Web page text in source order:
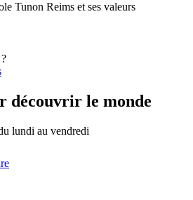
Tunon Reims et ses valeurs
découvrir le monde
lundi au vendredi